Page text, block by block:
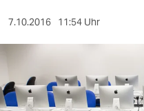
sport
berlin
nord
7.10.2016 11:54 Uhr